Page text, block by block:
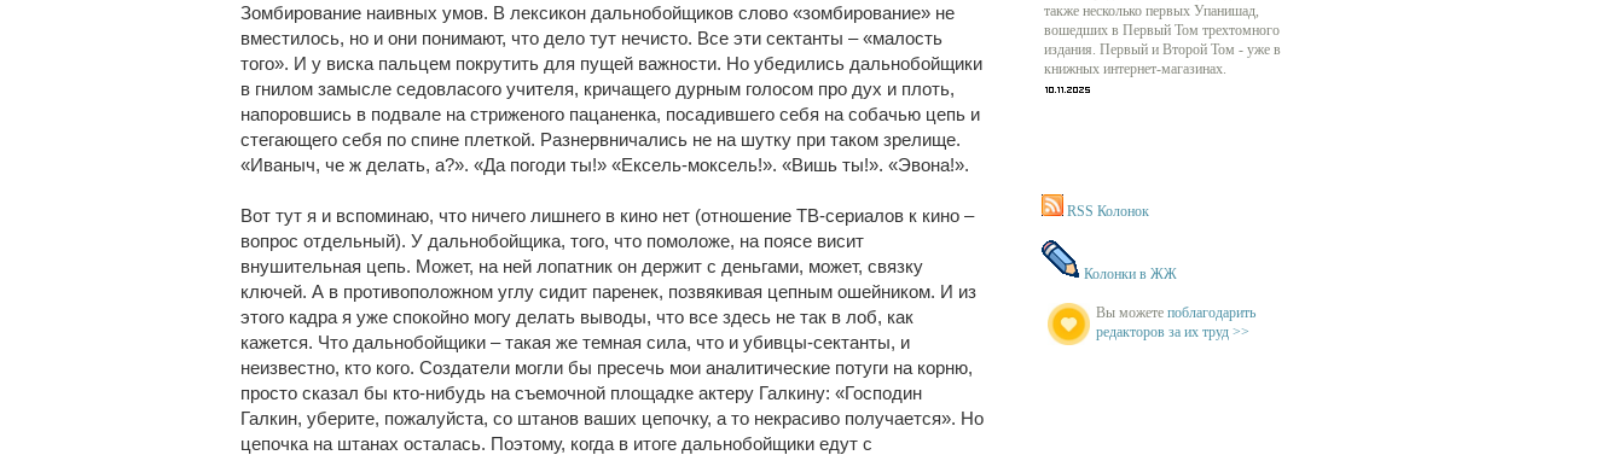
Зомбирование наивных умов. В лексикон дальнобойщиков слово «зомбирование» не
вместилось, но и они понимают, что дело тут нечисто. Все эти сектанты – «малость
того». И у виска пальцем покрутить для пущей важности. Но убедились дальнобойщики
в гнилом замысле седовласого учителя, кричащего дурным голосом про дух и плоть,
напоровшись в подвале на стриженого пацаненка, посадившего себя на собачью цепь и
стегающего себя по спине плеткой. Разнервничались не на шутку при таком зрелище.
«Иваныч, че ж делать, а?». «Да погоди ты!» «Ексель-моксель!». «Вишь ты!». «Эвона!».
Вот тут я и вспоминаю, что ничего лишнего в кино нет (отношение ТВ-сериалов к кино –
вопрос отдельный). У дальнобойщика, того, что помоложе, на поясе висит
внушительная цепь. Может, на ней лопатник он держит с деньгами, может, связку
ключей. А в противоположном углу сидит паренек, позвякивая цепным ошейником. И из
этого кадра я уже спокойно могу делать выводы, что все здесь не так в лоб, как
кажется. Что дальнобойщики – такая же темная сила, что и убивцы-сектанты, и
неизвестно, кто кого. Создатели могли бы пресечь мои аналитические потуги на корню,
просто сказал бы кто-нибудь на съемочной площадке актеру Галкину: «Господин
Галкин, уберите, пожалуйста, со штанов ваших цепочку, а то некрасиво получается». Но
цепочка на штанах осталась. Поэтому, когда в итоге дальнобойщики едут с
также несколько первых Упанишад,
вошедших в Первый Том трехтомного
издания. Первый и Второй Том - уже в
книжных интернет-магазинах.
RSS Колонок
Колонки в ЖЖ
Вы можете поблагодарить
редакторов за их труд >>